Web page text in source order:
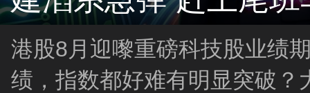
港股8月迎嚟重磅科技股业绩
绩，指数都好难有明显突破？